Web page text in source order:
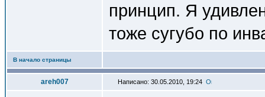
принцип. Я
тоже сугубо по
В начало страницы
areh007 Написано: 30.05.2010, 19:24